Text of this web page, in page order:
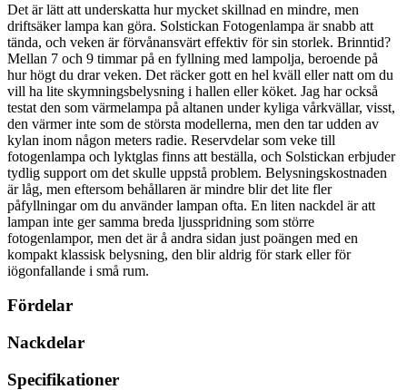
Det är lätt att underskatta hur mycket skillnad en mindre, men
driftsäker lampa kan göra. Solstickan Fotogenlampa är snabb att
tända, och veken är förvånansvärt effektiv för sin storlek. Brinntid?
Mellan 7 och 9 timmar på en fyllning med lampolja, beroende på
hur högt du drar veken. Det räcker gott en hel kväll eller natt om du
vill ha lite skymningsbelysning i hallen eller köket. Jag har också
testat den som värmelampa på altanen under kyliga vårkvällar, visst,
den värmer inte som de största modellerna, men den tar udden av
kylan inom någon meters radie. Reservdelar som veke till
fotogenlampa och lyktglas finns att beställa, och Solstickan erbjuder
tydlig support om det skulle uppstå problem. Belysningskostnaden
är låg, men eftersom behållaren är mindre blir det lite fler
påfyllningar om du använder lampan ofta. En liten nackdel är att
lampan inte ger samma breda ljusspridning som större
fotogenlampor, men det är å andra sidan just poängen med en
kompakt klassisk belysning, den blir aldrig för stark eller för
iögonfallande i små rum.
Fördelar
Nackdelar
Specifikationer